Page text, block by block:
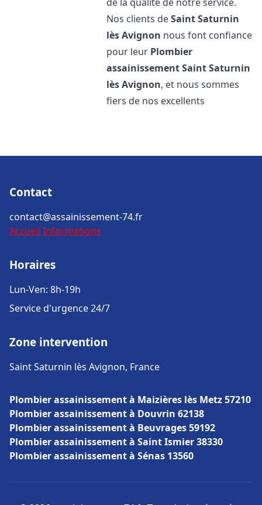
Nos clients deSaint Saturnin
lès Avignon nous font confiance
pour leur Plombier
assainissementSaint Saturnin
lès Avignon, et nous sommes
fiers de nos excellents
Contact
contact@assainissement-74.fr
Accueil Informations
Horaires
Lun-Ven: 8h-19h
Service d'urgence 24/7
Zone intervention
Saint Saturnin lès Avignon, France
Plombier assainissement à Maizières lès Metz 57210
Plombier assainissement à Douvrin 62138
Plombier assainissement à Beuvrages 59192
Plombier assainissement à Saint Ismier 38330
Plombier assainissement à Sénas 13560